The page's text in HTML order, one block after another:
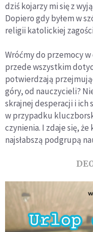
dziś kojarzy mi się z
Dopiero gdy byłem w
religii katolickiej
Wróćmy do przemocy w
przede wszystkim
potwierdzają
góry, od nauczycieli?
skrajnej desperacji i ich
w przypadku
czynienia. I zdaje się,
najsłabszą podgrupą